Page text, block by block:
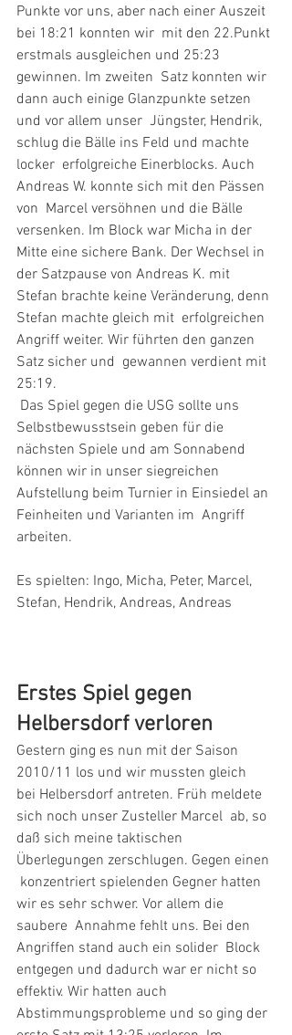
Punkte vor uns, aber nach einer Auszeit
bei 18:21 konnten wir  mit den 22.Punkt
erstmals ausgleichen und 25:23
gewinnen. Im zweiten  Satz konnten wir
dann auch einige Glanzpunkte setzen
und vor allem unser  Jüngster, Hendrik,
schlug die Bälle ins Feld und machte
locker  erfolgreiche Einerblocks. Auch
Andreas W. konnte sich mit den Pässen
von  Marcel versöhnen und die Bälle
versenken. Im Block war Micha in der
Mitte eine sichere Bank. Der Wechsel in
der Satzpause von Andreas K. mit
Stefan brachte keine Veränderung, denn
Stefan machte gleich mit  erfolgreichen
Angriff weiter. Wir führten den ganzen
Satz sicher und  gewannen verdient mit
25:19.
Selbstbewusstsein geben für die
nächsten Spiele und am Sonnabend
können wir in unser siegreichen
Aufstellung beim Turnier in Einsiedel an
Feinheiten und Varianten im  Angriff
arbeiten.
Es spielten: Ingo, Micha, Peter, Marcel,
Stefan, Hendrik, Andreas, Andreas
Erstes Spiel gegen
Helbersdorf verloren
Gestern ging es nun mit der Saison
2010/11 los und wir mussten gleich
bei Helbersdorf antreten. Früh meldete
sich noch unser Zusteller Marcel  ab, so
daß sich meine taktischen
Überlegungen zerschlugen. Gegen einen
konzentriert spielenden Gegner hatten
wir es sehr schwer. Vor allem die
saubere  Annahme fehlt uns. Bei den
Angriffen stand auch ein solider  Block
entgegen und dadurch war er nicht so
effektiv. Wir hatten auch
Abstimmungsprobleme und so ging der